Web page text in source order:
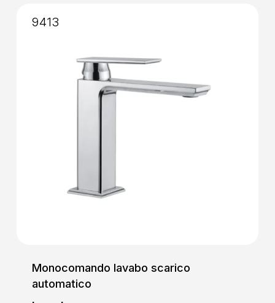
Monocomando lavabo scarico
automatico
9413